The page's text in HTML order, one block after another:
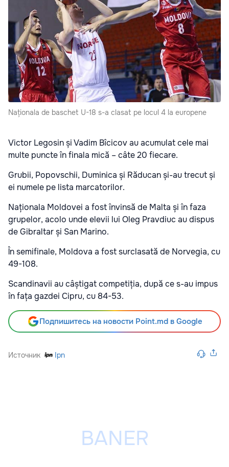
Naționala de baschet U-18 s-a clasat pe locul 4 la europene
Victor Legosin și Vadim Bîcicov au acumulat cele mai
multe puncte în finala mică – câte 20 fiecare.
Grubii, Popovschii, Duminica și Răducan și-au trecut și
ei numele pe lista marcatorilor.
Naționala Moldovei a fost învinsă de Malta și în faza
grupelor, acolo unde elevii lui Oleg Pravdiuc au dispus
de Gibraltar și San Marino.
În semifinale, Moldova a fost surclasată de Norvegia, cu
49-108.
Scandinavii au câștigat competiția, după ce s-au impus
în fața gazdei Cipru, cu 84-53.
Подпишитесь на новости Point.md в Google
Источник Ipn